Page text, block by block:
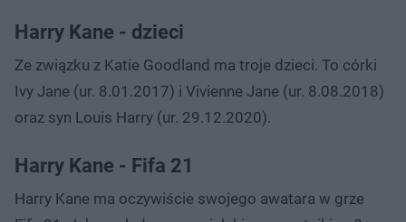
Harry Kane - dzieci
Ze związku z Katie Goodland ma troje dzieci. To córki
Ivy Jane (ur. 8.01.2017) i Vivienne Jane (ur. 8.08.2018)
oraz syn Louis Harry (ur. 29.12.2020).
Harry Kane - Fifa 21
Harry Kane ma oczywiście swojego awatara w grze